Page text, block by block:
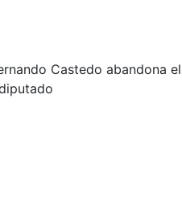
Castedo abandona el